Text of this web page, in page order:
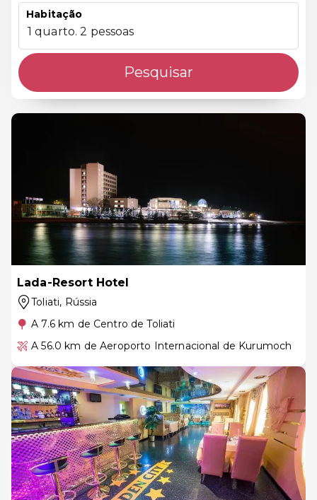
Habitação
1 quarto. 2 pessoas
Pesquisar
Lada-Resort Hotel
Toliati, Rússia
A 7.6 km de Centro de Toliati
A 56.0 km de Aeroporto Internacional de Kurumoch